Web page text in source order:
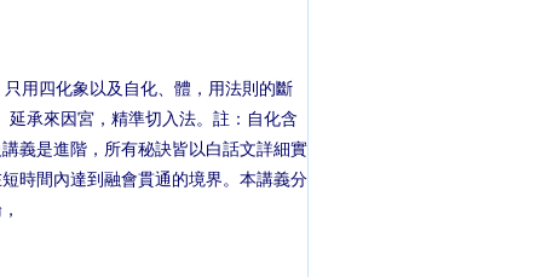
用四化象以及自化、體，用法則的斷
延承來因宮，精準切入法。註：自化含
義是進階，所有秘訣皆以白話文詳細實
時間內達到融會貫通的境界。本講義分